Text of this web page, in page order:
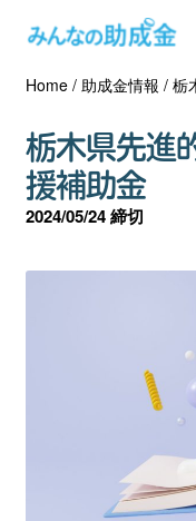
助成金を探す
士業の方へ
助成金コラム
Home/ 助成金情報 / 栃
栃木県先進
援補助金
2024/05/24 締切